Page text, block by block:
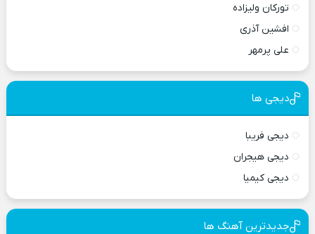
تورکان ولیزاده
افشین آذری
علی پرمهر
دیجی ها
دیجی فریبا
دیجی هیجران
دیجی کیمیا
جدیدترین آهنگ ها